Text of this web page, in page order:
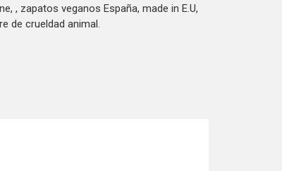
, zapatos veganos España, made in E.U,
de crueldad animal.